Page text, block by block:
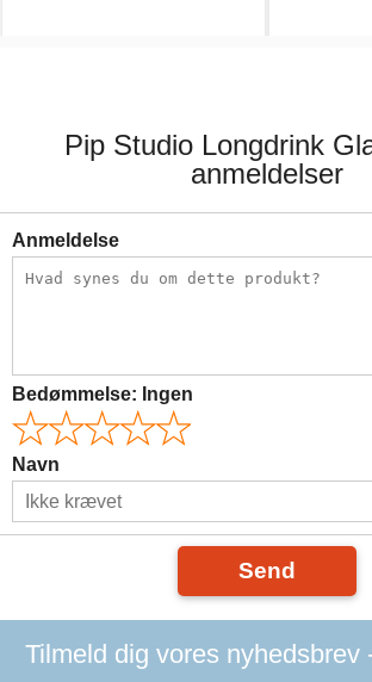
Pip Studio Longdrink
anmeldelser
Anmeldelse
Bedømmelse: Ingen
Navn
Send
Tilmeld dig vores nyhedsbrev